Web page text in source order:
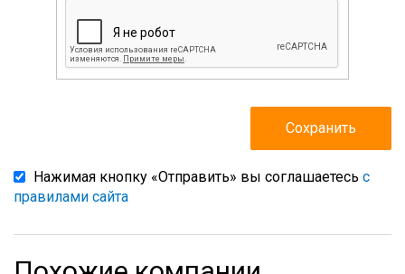
Нажимая кнопку «Отправить» вы соглашаетесь с
правилами сайта